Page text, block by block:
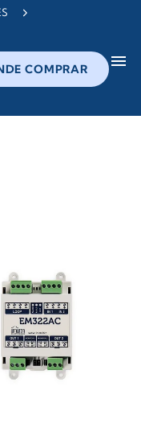
COMPRAR menu